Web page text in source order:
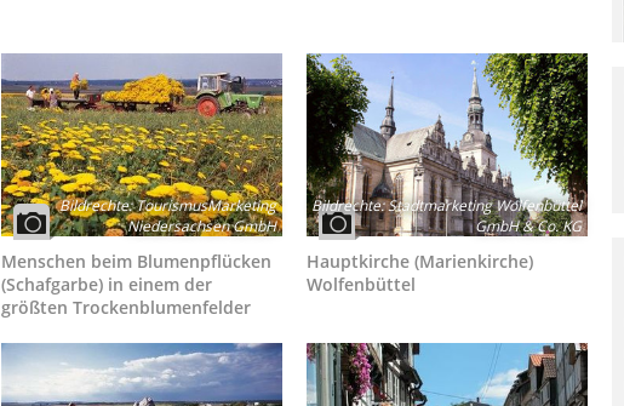
Bildrechte:TourismusMarketing
Niedersachsen GmbH
Menschen beim Blumenpflücken
(Schafgarbe) in einem der
größten Trockenblumenfelder
Bildrechte:Stadtmarketing Wolfenbüttel
GmbH & Co. KG
Hauptkirche (Marienkirche)
Wolfenbüttel